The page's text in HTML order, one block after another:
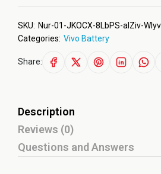
SKU: Nur-01-JKOCX-8LbPS-aIZiv-
Categories: Vivo Battery
Share:
Description
Reviews (0)
Questions and Answers